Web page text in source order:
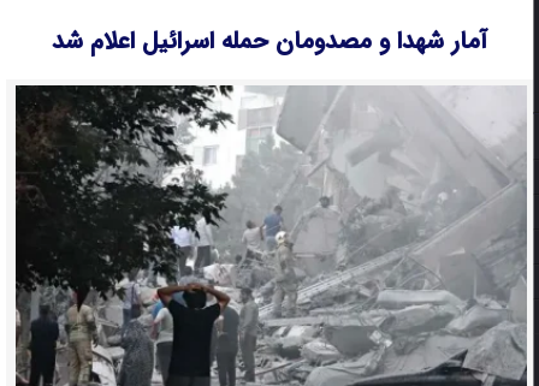
آمار شهدا و مصدومان حمله اسرائیل اعلام شد